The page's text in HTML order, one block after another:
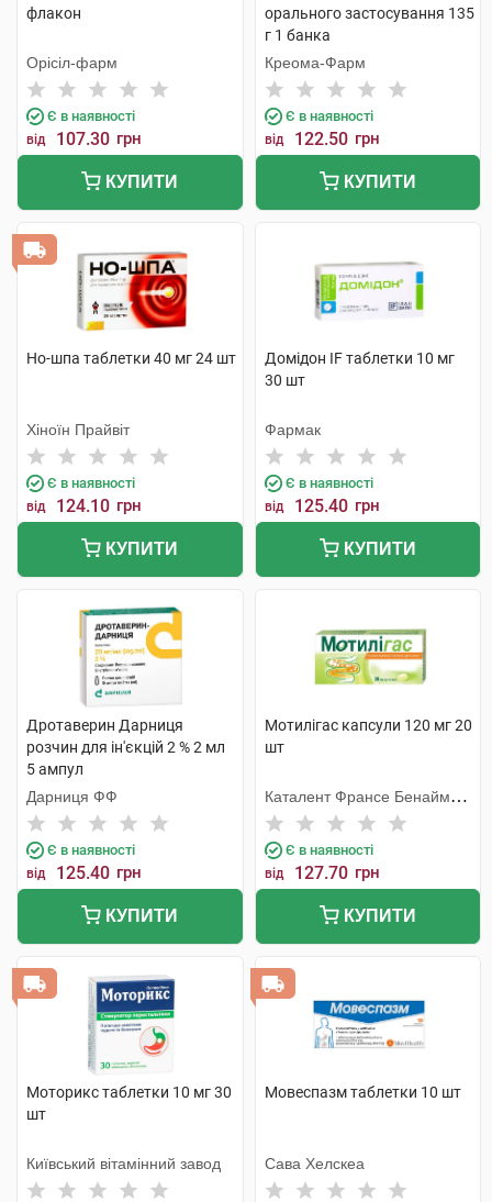
флакон
Орісіл-фарм
Є в наявності
від 107.30 грн
КУПИТИ
орального застосування 135
г 1 банка
Креома-Фарм
Є в наявності
від 122.50 грн
КУПИТИ
Но-шпа таблетки 40 мг 24 шт
Хіноїн Прайвіт
Є в наявності
від 124.10 грн
КУПИТИ
Домідон IF таблетки 10 мг
30 шт
Фармак
Є в наявності
від 125.40 грн
КУПИТИ
Дротаверин Дарниця
розчин для ін'єкцій 2 % 2 мл
5 ампул
Дарниця ФФ
Є в наявності
від 125.40 грн
КУПИТИ
Мотилігас капсули 120 мг 20
шт
Каталент Франсе Бенайм
СА
Є в наявності
від 127.70 грн
КУПИТИ
Моторикс таблетки 10 мг 30
шт
Київський вітамінний завод
Мовеспазм таблетки 10 шт
Сава Хелскеа